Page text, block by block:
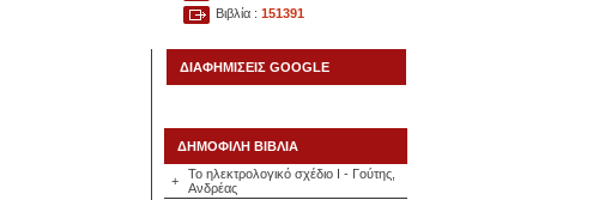
Βιβλία : 151391
ΔΙΑΦΗΜΙΣΕΙΣ GOOGLE
ΔΗΜΟΦΙΛΗ ΒΙΒΛΙΑ
+
Το ηλεκτρολογικό σχέδιο Ι - Γούτης,
Ανδρέας